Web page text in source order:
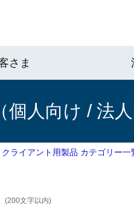
さま
人向け / 法人
ライアント用製品 カテゴリー一
(200文字以内)